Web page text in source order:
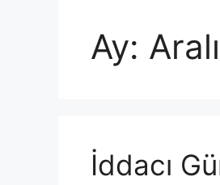
Ay:
İddacı